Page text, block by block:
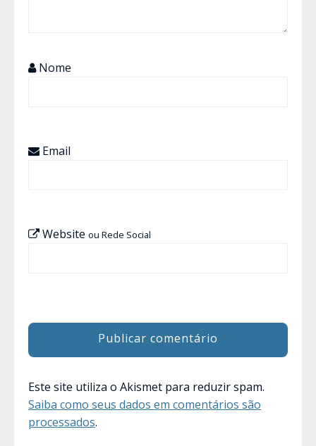
Nome
Email
Website ou Rede Social
Este site utiliza o Akismet para reduzir spam.
Saiba como seus dados em comentários são
processados.